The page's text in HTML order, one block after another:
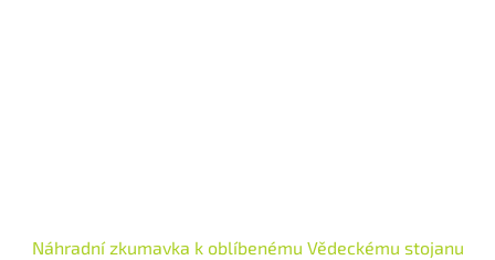
Náhradní zkumavka k oblíbenému Vědeckému stojanu